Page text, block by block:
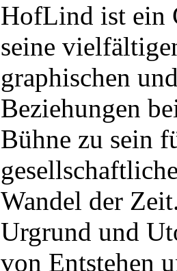
HofLind ist ein
seine
graphischen
Beziehungen
Bühne zu sein
Wandel der
Urgrund und
von Entstehen